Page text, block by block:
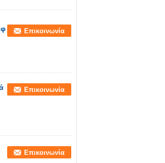
Επικοινωνία
Επικοινωνία
Επικοινωνία